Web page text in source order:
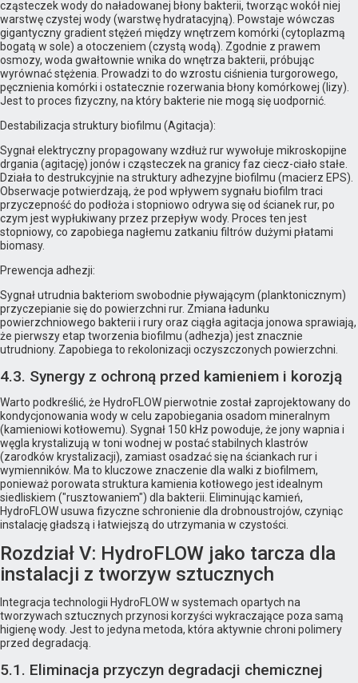
cząsteczek wody do naładowanej błony bakterii, tworząc wokół niej
warstwę czystej wody (warstwę hydratacyjną). Powstaje wówczas
gigantyczny gradient stężeń między wnętrzem komórki (cytoplazmą
bogatą w sole) a otoczeniem (czystą wodą). Zgodnie z prawem
osmozy, woda gwałtownie wnika do wnętrza bakterii, próbując
wyrównać stężenia. Prowadzi to do wzrostu ciśnienia turgorowego,
pęcznienia komórki i ostatecznie rozerwania błony komórkowej (lizy).
Jest to proces fizyczny, na który bakterie nie mogą się uodpornić.
Destabilizacja struktury biofilmu (Agitacja):
Sygnał elektryczny propagowany wzdłuż rur wywołuje mikroskopijne
drgania (agitację) jonów i cząsteczek na granicy faz ciecz-ciało stałe.
Działa to destrukcyjnie na struktury adhezyjne biofilmu (macierz EPS).
Obserwacje potwierdzają, że pod wpływem sygnału biofilm traci
przyczepność do podłoża i stopniowo odrywa się od ścianek rur, po
czym jest wypłukiwany przez przepływ wody. Proces ten jest
stopniowy, co zapobiega nagłemu zatkaniu filtrów dużymi płatami
biomasy.
Prewencja adhezji:
Sygnał utrudnia bakteriom swobodnie pływającym (planktonicznym)
przyczepianie się do powierzchni rur. Zmiana ładunku
powierzchniowego bakterii i rury oraz ciągła agitacja jonowa sprawiają,
że pierwszy etap tworzenia biofilmu (adhezja) jest znacznie
utrudniony. Zapobiega to rekolonizacji oczyszczonych powierzchni.
4.3. Synergy z ochroną przed kamieniem i korozją
Warto podkreślić, że HydroFLOW pierwotnie został zaprojektowany do
kondycjonowania wody w celu zapobiegania osadom mineralnym
(kamieniowi kotłowemu). Sygnał 150 kHz powoduje, że jony wapnia i
węgla krystalizują w toni wodnej w postać stabilnych klastrów
(zarodków krystalizacji), zamiast osadzać się na ściankach rur i
wymienników. Ma to kluczowe znaczenie dla walki z biofilmem,
ponieważ porowata struktura kamienia kotłowego jest idealnym
siedliskiem ("rusztowaniem") dla bakterii. Eliminując kamień,
HydroFLOW usuwa fizyczne schronienie dla drobnoustrojów, czyniąc
instalację gładszą i łatwiejszą do utrzymania w czystości.
Rozdział V: HydroFLOW jako tarcza dla
instalacji z tworzyw sztucznych
Integracja technologii HydroFLOW w systemach opartych na
tworzywach sztucznych przynosi korzyści wykraczające poza samą
higienę wody. Jest to jedyna metoda, która aktywnie chroni polimery
przed degradacją.
5.1. Eliminacja przyczyn degradacji chemicznej